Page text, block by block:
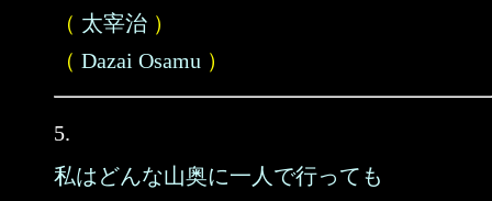
（ 太宰治 ）
（ Dazai Osamu ）
5.
私はどんな山奥に一人で行っても